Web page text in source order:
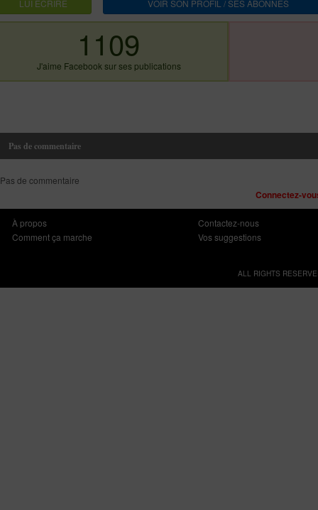
LUI ECRIRE VOIR SON PROFIL / SES ABONNES
1109
J'aime Facebook sur ses publications
Pas de commentaire
Pas de commentaire
Connectez-
À propos
Comment ça marche
Contactez-nous
Vos suggestions
ALL RIGHTS